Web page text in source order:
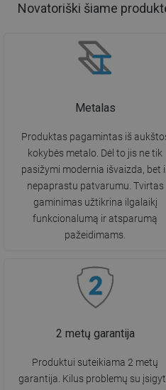
Novatoriški šiame
Metalas
Produktas pagamintas iš
kokybės metalo. Dėl to jis ne tik
pasižymi modernia išvaizda, bet
nepaprastu patvarumu. Tvirtas
gaminimas užtikrina ilgalaikį
funkcionalumą ir atsparumą
pažeidimams.
2 metų garantija
Produktui suteikiama 2 metų
garantija. Kilus problemų su